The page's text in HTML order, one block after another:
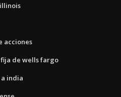
acciones
de wells fargo
india